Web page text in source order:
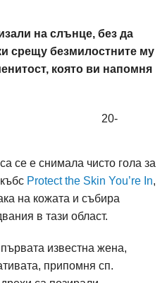
на слънце, без да
срещу безмилостните му
която ви напомня
20-
се е снимала чисто гола за
Protect the Skin You’re In,
на кожата и събира
в тази област.
известна жена,
припомня сп.